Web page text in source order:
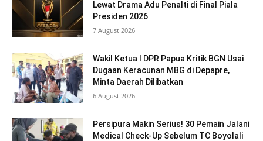
Lewat Drama Adu Penalti di Final Piala
Presiden 2026
7 August 2026
Wakil Ketua I DPR Papua Kritik BGN Usai
Dugaan Keracunan MBG di Depapre,
Minta Daerah Dilibatkan
6 August 2026
Persipura Makin Serius! 30 Pemain Jalani
Medical Check-Up Sebelum TC Boyolali